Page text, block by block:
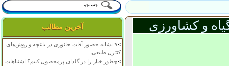
آخرین مطالب
>
۷ نشانه حضور آفات جانوری در باغچه و روش‌های
کنترل طبیعی
>چطور خیار را در گلدان پرمحصول کنیم؟ اشتباهات
و کشاورزی